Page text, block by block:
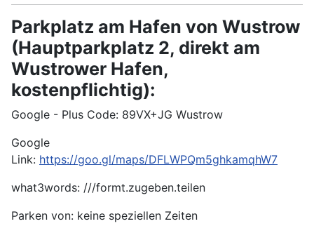
Parkplatz am Hafen von Wustrow
(Hauptparkplatz 2, direkt am
Wustrower Hafen,
kostenpflichtig):
Google - Plus Code: 89VX+JG Wustrow
Google
Link: https://goo.gl/maps/DFLWPQm5ghkamqhW7
what3words: ///formt.zugeben.teilen
Parken von: keine speziellen Zeiten